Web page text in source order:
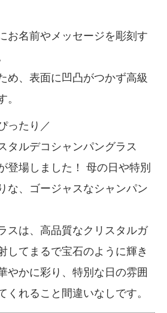
お名前やメッセージを彫刻す
め、表面に凹凸がつかず高級
。
ったり／
タルデコシャンパングラス
登場しました！ 母の日や特別
な、ゴージャスなシャンパン
スは、高品質なクリスタルガ
してまるで宝石のように輝き
やかに彩り、特別な日の雰囲
くれること間違いなしです。